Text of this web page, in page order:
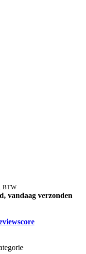
BTW
vandaag verzonden